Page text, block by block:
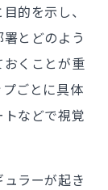
的を示し、
とどのよう
くことが重
ごとに具体
などで視覚
ラーが起き